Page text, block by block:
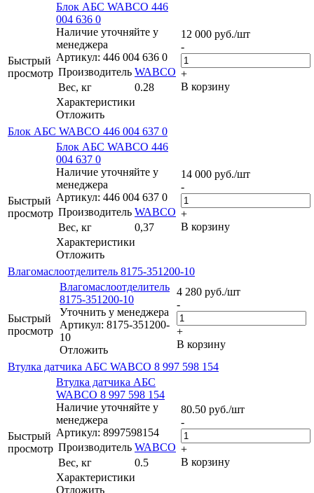
Быстрый
просмотр
Блок АБС WABCO 446
004 636 0
Наличие уточняйте у
менеджера
Артикул: 446 004 636 0
Производитель WABCO
Вес, кг
0.28
Характеристики
Отложить
12 000 руб./шт
-
+
В корзину
Блок АБС WABCO 446 004 637 0
Быстрый
просмотр
Блок АБС WABCO 446
004 637 0
Наличие уточняйте у
менеджера
Артикул: 446 004 637 0
Производитель WABCO
Вес, кг
0,37
Характеристики
Отложить
14 000 руб./шт
-
+
В корзину
Влагомаслоотделитель 8175-351200-10
Быстрый
просмотр
Влагомаслоотделитель
8175-351200-10
Уточнить у менеджера
Артикул: 8175-351200-
10
Отложить
4 280 руб./шт
-
+
В корзину
Втулка датчика АБС WABCO 8 997 598 154
Быстрый
просмотр
Втулка датчика АБС
WABCO 8 997 598 154
Наличие уточняйте у
менеджера
Артикул: 8997598154
Производитель WABCO
Вес, кг
0.5
Характеристики
Отложить
80.50 руб./шт
-
+
В корзину